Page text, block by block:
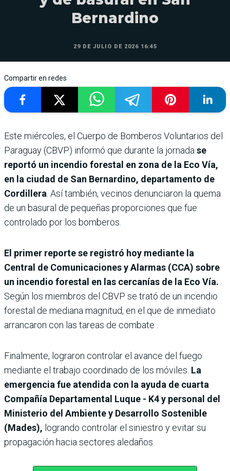
Bernardino
29 DE JULIO DE 2026 16:45
Compartir en redes
Este miércoles, el Cuerpo de Bomberos Voluntarios del
Paraguay (CBVP) informó que durante la jornada se
reportó un incendio forestal en zona de la Eco Vía,
en la ciudad de San Bernardino, departamento de
Cordillera . Así también, vecinos denunciaron la quema
de un basural de pequeñas proporciones que fue
controlado por los bomberos.
El primer reporte se registró hoy mediante la
Central de Comunicaciones y Alarmas (CCA) sobre
un incendio forestal en las cercanías de la Eco Vía.
Según los miembros del CBVP se trató de un incendio
forestal de mediana magnitud, en el que de inmediato
arrancaron con las tareas de combate .
Finalmente, lograron controlar el avance del fuego
mediante el trabajo coordinado de los móviles. La
emergencia fue atendida con la ayuda de cuarta
Compañía Departamental Luque - K4 y personal del
Ministerio del Ambiente y Desarrollo Sostenible
(Mades), logrando controlar el siniestro y evitar su
propagación hacia sectores aledaños.